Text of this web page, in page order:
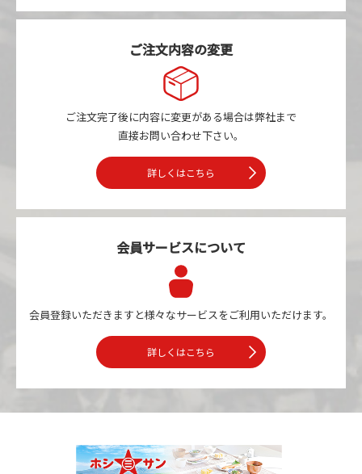
ご注文内容の変更
ご注文完了後に内容に変更がある場合は弊社まで
直接お問い合わせ下さい。
詳しくはこちら
会員サービスについて
会員登録いただきますと様々なサービスをご利用いただけます。
詳しくはこちら